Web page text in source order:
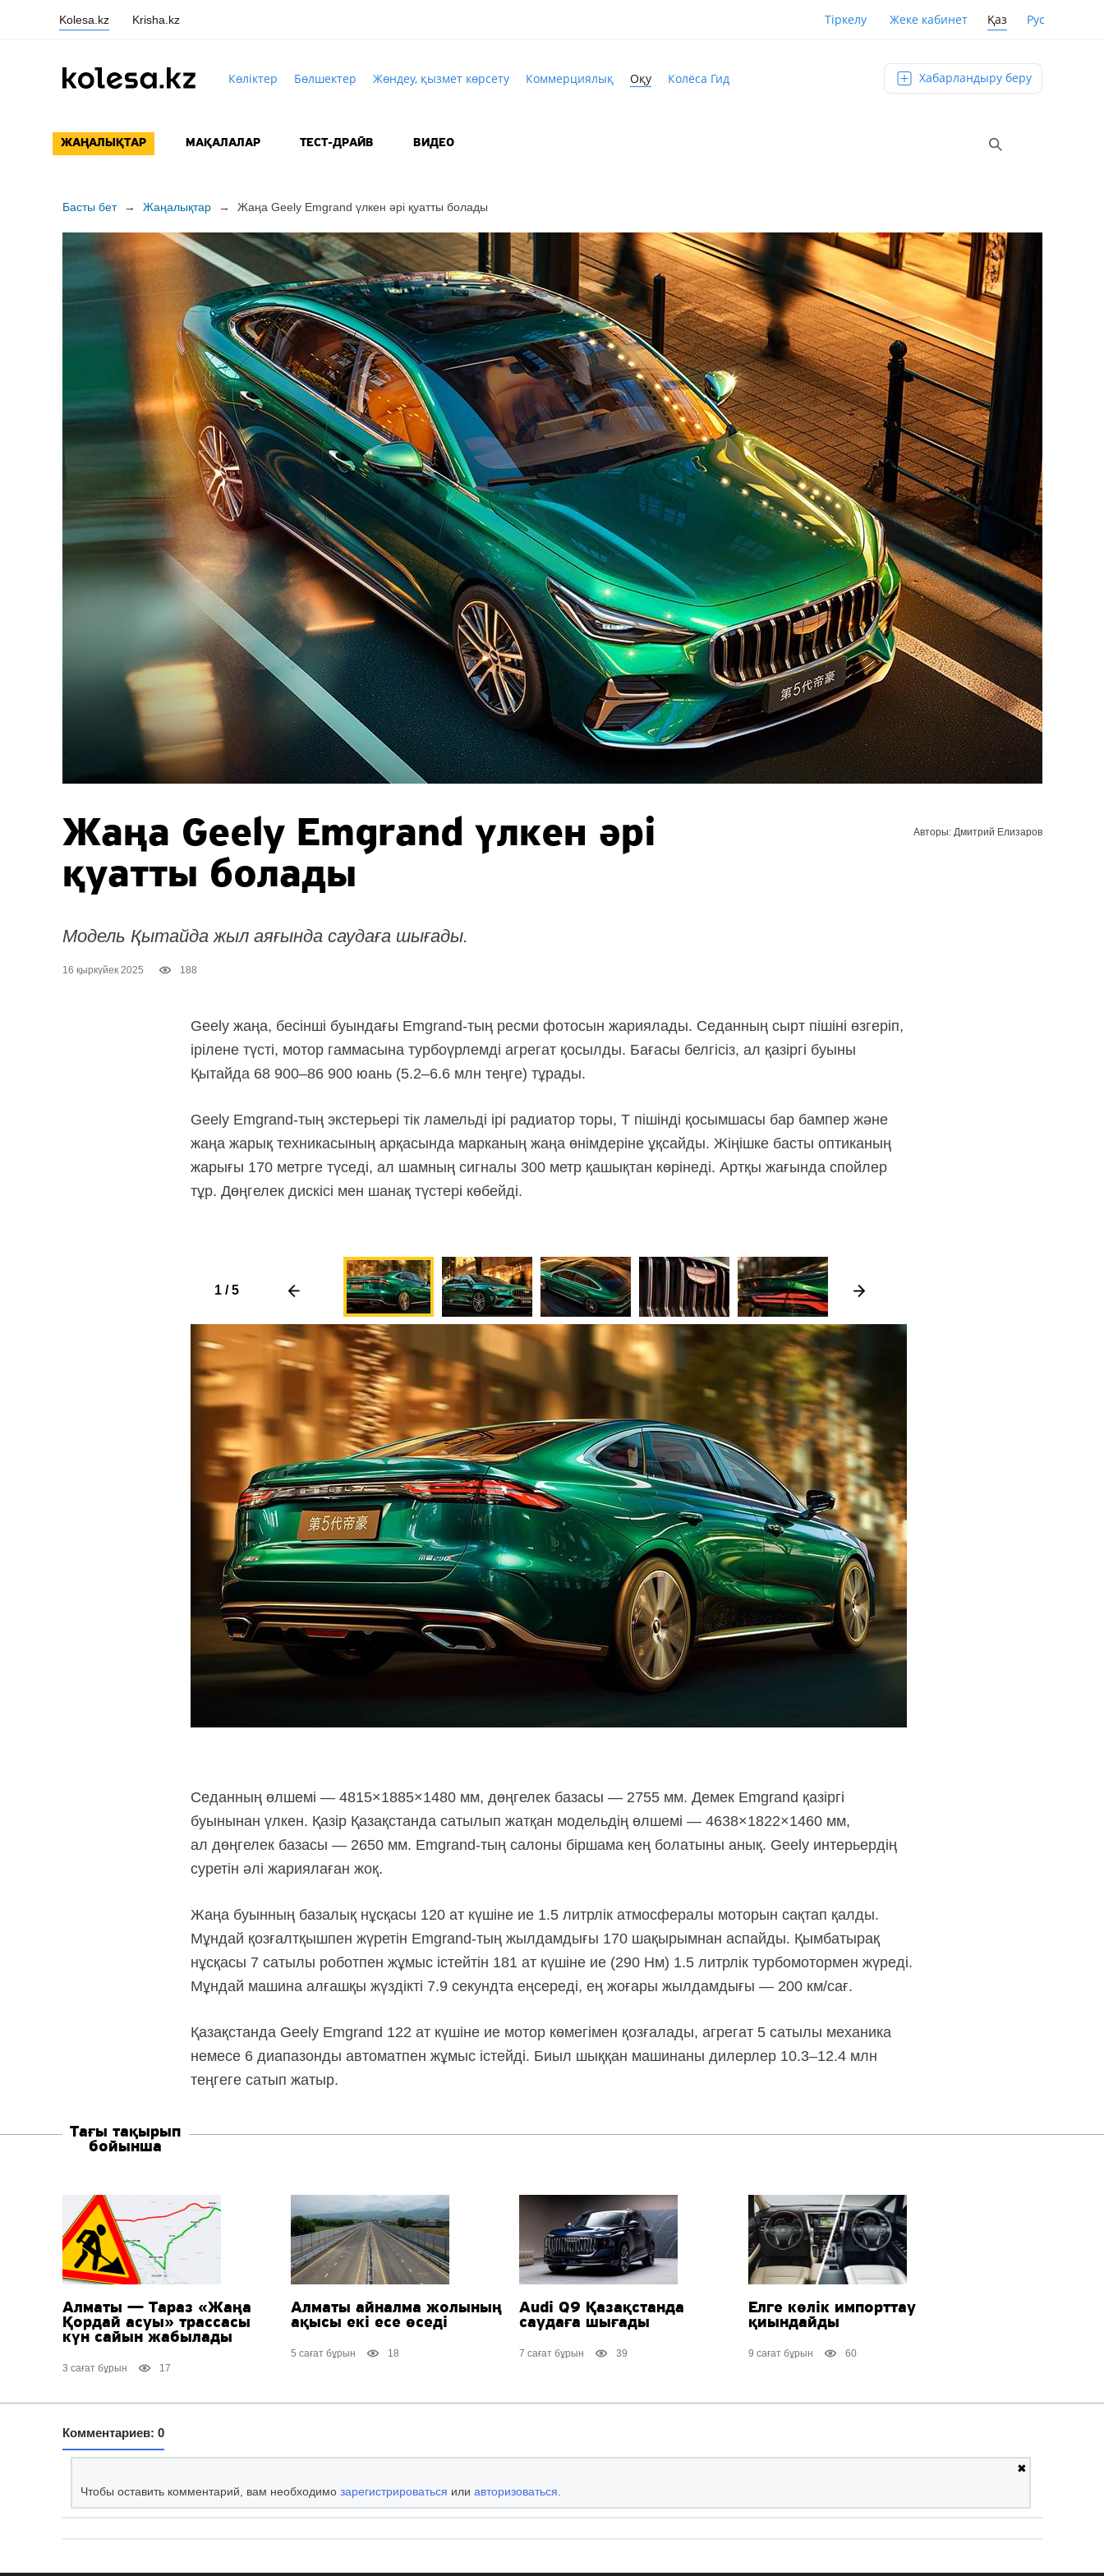
Kolesa.kz Krisha.kz Тіркелу Жеке кабинет Қаз Рус
Көліктер Бөлшектер Жөндеу, қызмет көрсету Коммерциялық Оқу Колёса Гид Хабарландыру беру
ЖАҢАЛЫҚТАР МАҚАЛАЛАР ТЕСТ-ДРАЙВ ВИДЕО
Басты бет → Жаңалықтар → Жаңа Geely Emgrand үлкен әрі қуатты болады
Жаңа Geely Emgrand үлкен әрі
қуатты болады
Модель Қытайда жыл аяғында саудаға шығады.
16 қыркүйек 2025 188
Авторы: Дмитрий Елизаров
Geely жаңа, бесінші буындағы Emgrand-тыңресми фотосын жариялады. Седанның сырт пішіні өзгеріп,
ірілене түсті, мотор гаммасына турбоүрлемді агрегат қосылды. Бағасы белгісіз, ал қазіргі буыны
Қытайда 68 900–86 900 юань (5.2–6.6 млн теңге) тұрады.
Geely Emgrand-тың экстерьері тік ламельді ірі радиатор торы, Т пішінді қосымшасы бар бампер және
жаңа жарық техникасының арқасында марканың жаңа өнімдеріне ұқсайды. Жіңішке басты оптиканың
жарығы 170 метрге түседі, ал шамның сигналы 300 метр қашықтан көрінеді. Артқы жағында спойлер
тұр. Дөңгелек дискісі мен шанақ түстері көбейді.
1/5
Седанның өлшемі — 4815×1885×1480 мм, дөңгелек базасы — 2755 мм. Демек Emgrand қазіргі
буынынан үлкен. Қазір Қазақстанда сатылып жатқан модельдің өлшемі — 4638×1822×1460 мм,
ал дөңгелек базасы — 2650 мм. Emgrand-тың салоны біршама кең болатыны анық. Geely интерьердің
суретін әлі жариялаған жоқ.
Жаңа буынның базалық нұсқасы 120 ат күшіне ие 1.5 литрлік атмосфералы моторын сақтап қалды.
Мұндай қозғалтқышпен жүретін Emgrand-тың жылдамдығы 170 шақырымнан аспайды. Қымбатырақ
нұсқасы 7 сатылы роботпен жұмыс істейтін 181 ат күшіне ие (290 Нм) 1.5 литрлік турбомотормен жүреді.
Мұндай машина алғашқы жүздікті 7.9 секундта еңсереді, ең жоғары жылдамдығы — 200 км/сағ.
Қазақстанда Geely Emgrand 122 ат күшіне ие мотор көмегімен қозғалады, агрегат 5 сатылы механика
немесе 6 диапазонды автоматпен жұмыс істейді. Биыл шыққан машинаны дилерлер 10.3–12.4 млн
теңгеге сатып жатыр.
Тағы тақырып
бойынша
Алматы — Тараз «Жаңа
Қордай асуы» трассасы
күн сайын жабылады
3 сағат бұрын 17
Алматы айналма жолының
ақысы екі есе өседі
5 сағат бұрын 18
Audi Q9 Қазақстанда
саудаға шығады
7 сағат бұрын 39
Елге көлік импорттау
қиындайды
9 сағат бұрын 60
Комментариев: 0
✖
Чтобы оставить комментарий, вам необходимо зарегистрироваться или авторизоваться